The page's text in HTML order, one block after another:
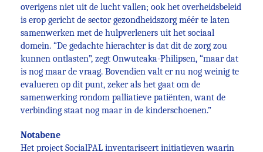
overigens niet uit de lucht vallen; ook het overheidsbeleid
is erop gericht de sector gezondheidszorg méér te laten
samenwerken met de hulpverleners uit het sociaal
domein. “De gedachte hierachter is dat dit de zorg zou
kunnen ontlasten”, zegt Onwuteaka-Philipsen, “maar dat
is nog maar de vraag. Bovendien valt er nu nog weinig te
evalueren op dit punt, zeker als het gaat om de
samenwerking rondom palliatieve patiënten, want de
verbinding staat nog maar in de kinderschoenen.”
Notabene
Het project SocialPAL inventariseert initiatieven waarin